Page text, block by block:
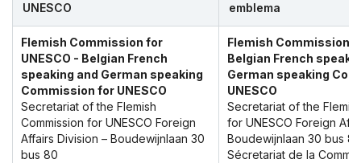
UNESCO
emblema
Flemish Commission for
UNESCO - Belgian French
speaking and German speaking
Commission for UNESCO
Secretariat of the Flemish
Commission for UNESCO Foreign
Affairs Division – Boudewijnlaan 30
bus 80
Flemish Commission
Belgian French
German speaking
UNESCO
Secretariat of the
for UNESCO Foreign
Boudewijnlaan 30 bus 80
Sécretariat de la